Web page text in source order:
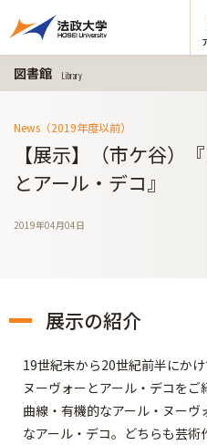
図書館 Library
News（2019年度以前）
【展示】（市ケ谷）
とアール・デコ』
2019年04月04日
展示の紹介
19世紀末から20世紀前半にか
ヌーヴォーとアール・デコをご
曲線・有機的なアール・ヌー
なアール・デコ。どちらも芸